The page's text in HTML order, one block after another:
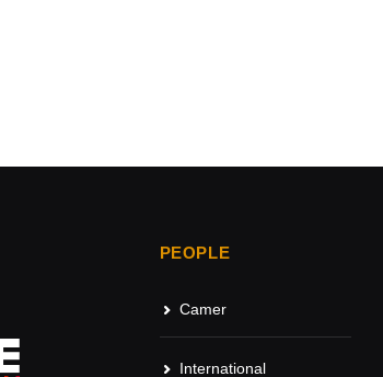
PEOPLE
Camer
International